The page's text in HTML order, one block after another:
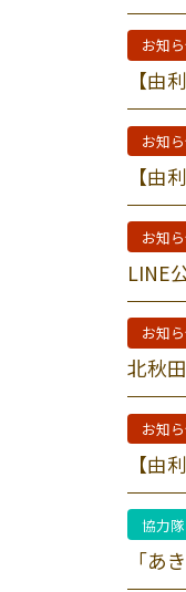
お知
【由
お知
【由
お知
LINE
お知
北秋
お知
【由
協力
「あ